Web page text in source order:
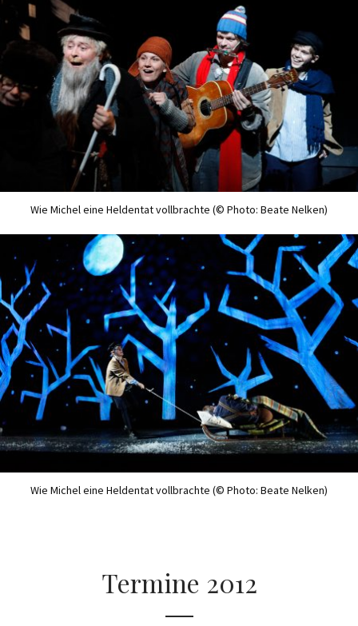
Wie Michel eine Heldentat vollbrachte (© Photo: Beate Nelken)
Wie Michel eine Heldentat vollbrachte (© Photo: Beate Nelken)
Termine 2012